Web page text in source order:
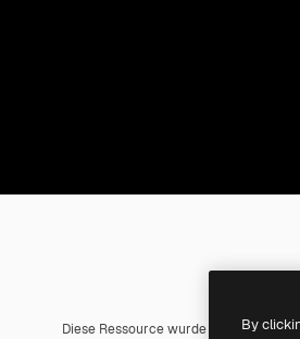
Diese Ressource wurde mit KIerstellt.
By